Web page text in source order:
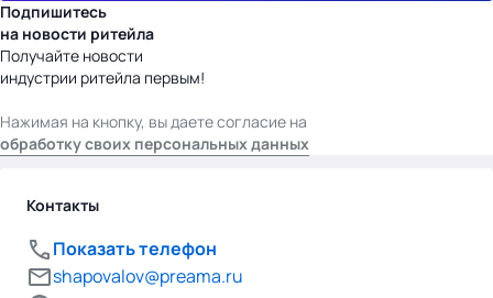
Подпишитесь
на новости ритейла
Получайте новости
индустрии ритейла первым!
Нажимая на кнопку, вы даете согласие на
обработку своих персональных данных
Контакты
Показать телефон
shapovalov@preama.ru